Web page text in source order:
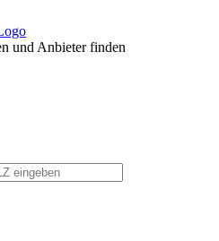
und Anbieter finden